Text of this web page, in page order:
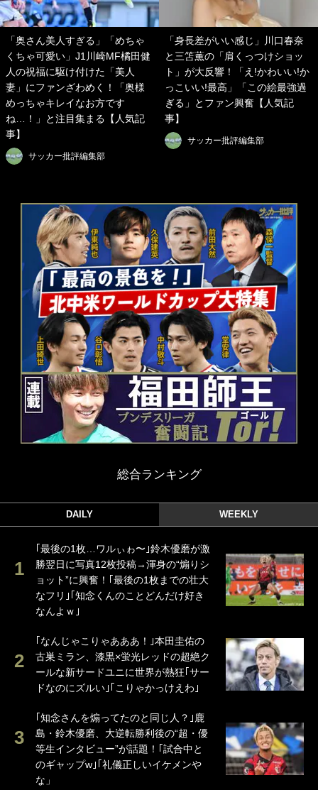
「奥さん美人すぎる」「めちゃ
くちゃ可愛い」J1川崎MF橘田健
人の祝福に駆け付けた「美人
妻」にファンざわめく！「奥様
めっちゃキレイなお方です
ね…！」と注目集まる【人気記
事】
サッカー批評編集部
「身長差がいい感じ」川口春奈
と三笘薫の「肩くっつけショッ
ト」が大反響！「え!かわいい!か
っこいい!最高」「この絵最強過
ぎる」とファン興奮【人気記
事】
サッカー批評編集部
総合ランキング
DAILY WEEKLY
｢最後の1枚…ワルぃゎ〜｣鈴木優磨が激
勝翌日に写真12枚投稿→渾身の“煽りシ
ョット”に興奮！｢最後の1枚までの壮大
なフリ｣｢知念くんのことどんだけ好き
なんよｗ｣
｢なんじゃこりゃあああ！｣本田圭佑の
古巣ミラン、漆黒×蛍光レッドの超絶ク
ールな新サードユニに世界が熱狂｢サー
ドなのにズルい｣｢こりゃかっけえわ｣
｢知念さんを煽ってたのと同じ人？｣鹿
島・鈴木優磨、大逆転勝利後の“超・優
等生インタビュー”が話題！｢試合中と
のギャップw｣｢礼儀正しいイケメンや
な」